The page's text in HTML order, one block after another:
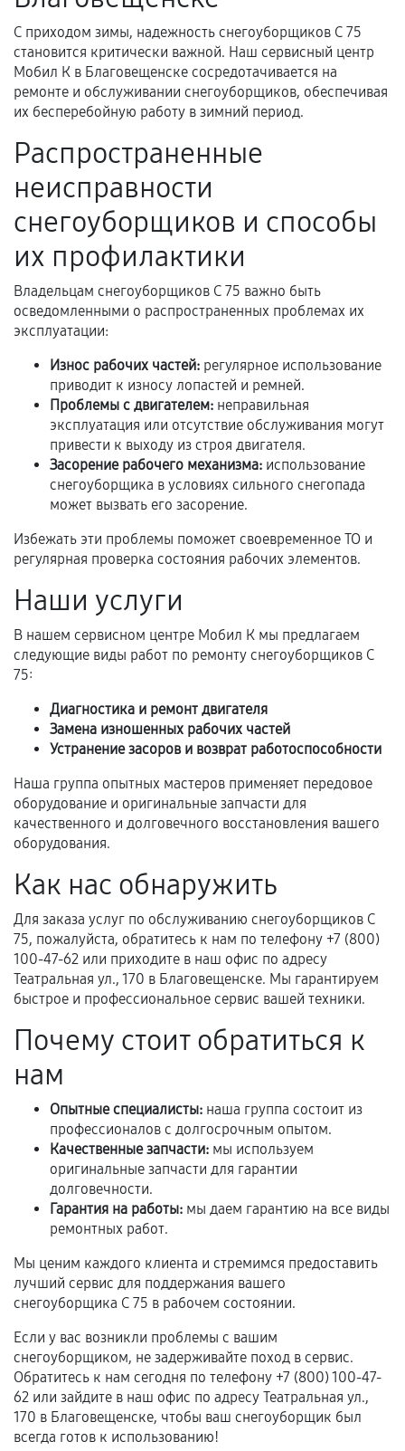
Документы для подтверждения
гарантии
Акт выполненных работ с датой, перечнем
услуг и сроком гарантии.
Документы на установленные комплектующие
и кассовый чек.
Расширенная гарантия
В некоторых случаях возможно оформление
расширенной гарантии. Стоимость, сроки и
условия продления согласовываются отдельно и
фиксируются в документах.
Когда гарантия не действует
механические повреждения, попадание влаги,
перегрев, коррозия.
Самостоятельный ремонт или вмешательство
третьих лиц.
Естественный износ деталей, если иное не
Обращение после окончания гарантийного
срока.
Программные сбои, если это не указано в
Если комплектующие куплены
самостоятельно
Гарантия на выполненные работы может
сохраняться полностью или частично, если
соблюдены следующие условия:
Предоставленные детали подходят по
техническим параметрам и не имеют внешних
Установка была выполнена нашим сервисным
остается на стороне производителя или
продавца. За качество сторонних деталей
сервисный центр ответственности не несет.
С приходом зимы, надежность снегоуборщиков С 75
становится критически важной. Наш сервисный центр
Мобил К в Благовещенске сосредотачивается на
ремонте и обслуживании снегоуборщиков, обеспечивая
их бесперебойную работу в зимний период.
Распространенные
неисправности
снегоуборщиков и способы
их профилактики
Владельцам снегоуборщиков С 75 важно быть
осведомленными о распространенных проблемах их
эксплуатации:
Износ рабочих частей: регулярное использование
приводит к износу лопастей и ремней.
Проблемы с двигателем: неправильная
эксплуатация или отсутствие обслуживания могут
привести к выходу из строя двигателя.
Засорение рабочего механизма: использование
снегоуборщика в условиях сильного снегопада
может вызвать его засорение.
Избежать эти проблемы поможет своевременное ТО и
регулярная проверка состояния рабочих элементов.
Наши услуги
В нашем сервисном центре Мобил К мы предлагаем
следующие виды работ по ремонту снегоуборщиков С
75:
Диагностика и ремонт двигателя
Замена изношенных рабочих частей
Устранение засоров и возврат работоспособности
Наша группа опытных мастеров применяет передовое
оборудование и оригинальные запчасти для
качественного и долговечного восстановления вашего
оборудования.
Как нас обнаружить
Для заказа услуг по обслуживанию снегоуборщиков С
75, пожалуйста, обратитесь к нам по телефону +7 (800)
100-47-62 или приходите в наш офис по адресу
Театральная ул., 170 в Благовещенске. Мы гарантируем
быстрое и профессиональное сервис вашей техники.
Почему стоит обратиться к
нам
Опытные специалисты: наша группа состоит из
профессионалов с долгосрочным опытом.
Качественные запчасти: мы используем
оригинальные запчасти для гарантии
долговечности.
Гарантия на работы: мы даем гарантию на все виды
ремонтных работ.
Мы ценим каждого клиента и стремимся предоставить
лучший сервис для поддержания вашего
снегоуборщика С 75 в рабочем состоянии.
Если у вас возникли проблемы с вашим
снегоуборщиком, не задерживайте поход в сервис.
Обратитесь к нам сегодня по телефону +7 (800) 100-47-
62 или зайдите в наш офис по адресу Театральная ул.,
170 в Благовещенске, чтобы ваш снегоуборщик был
всегда готов к использованию!